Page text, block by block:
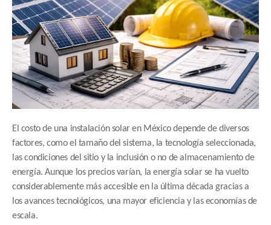
El costo de una instalación solar en México depende de diversos
factores, como el tamaño del sistema, la tecnología seleccionada,
las condiciones del sitio y la inclusión o no de almacenamiento de
energía. Aunque los precios varían, la energía solar se ha vuelto
considerablemente más accesible en la última década gracias a
los avances tecnológicos, una mayor eficiencia y las economías de
escala.